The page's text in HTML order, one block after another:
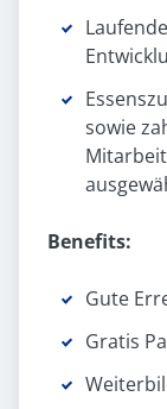
sowie
Benefits:
Gute
Gratis